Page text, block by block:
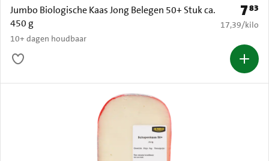
Jumbo Biologische Kaas Jong Belegen 50+ Stuk ca.
450 g
10+ dagen houdbaar
Prijs:
783
€ 17,39 per
17,39/kilo